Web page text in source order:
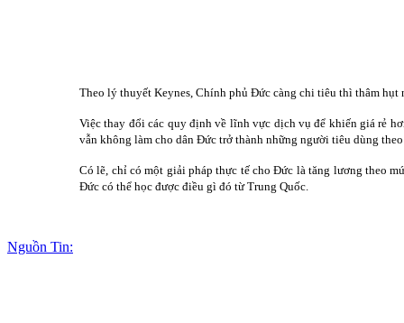
Theo lý thuyết Keynes, Chính phủ Đức càng chi tiêu thì thâm
Việc thay đổi các quy định về lĩnh vực dịch vụ để khiến giá rẻ
vẫn không làm cho dân Đức trở thành những người tiêu dùng
Có lẽ, chỉ có một giải pháp thực tế cho Đức là tăng lương theo
Đức có thể học được điều gì đó từ Trung Quốc.
Nguồn Tin: